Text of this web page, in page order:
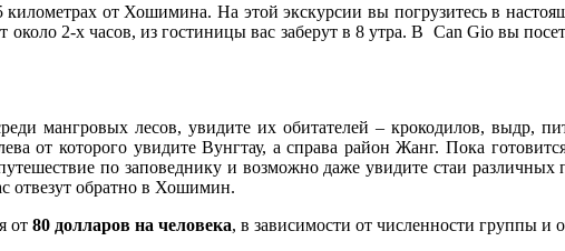
от Хошимина. На этой экскурсии вы погрузитесь в
2-х часов, из гостиницы вас заберут в 8 утра. В Can Gio вы
мангровых лесов, увидите их обитателей – крокодилов, выдр,
от которого увидите Вунгтау, а справа район Жанг. Пока
по заповеднику и возможно даже увидите стаи
отвезут обратно в Хошимин.
от 80 долларов на человека, в зависимости от численности группы и